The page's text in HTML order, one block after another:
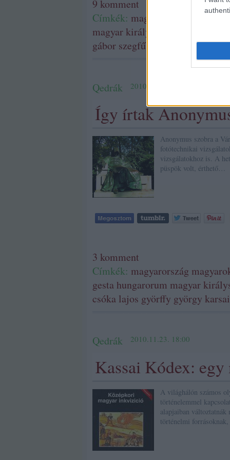
9 komment
Címkék: magyarország
magyar királyság
gábor szegfű lászló harmatta
Qedrák 2010.11.30. 18:00
Így írtak
Anonymus szobra a
fotótechnikai
vizsgálatokhoz is. A
püspök volt, érthető…
3 komment
Címkék: magyarország
gesta hungarorum magyar
csóka lajos györffy györgy
Qedrák 2010.11.23. 18:00
Kassai Kódex:
A világhálón számos
történelemmel
alapjaiban
történelmi